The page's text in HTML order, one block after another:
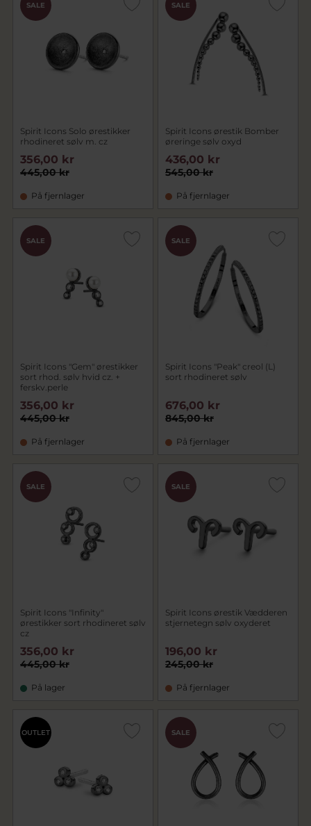
SALE
Spirit Icons Solo ørestikker
rhodineret sølv m. cz
445,00 kr
356,00 kr
På fjernlager
SALE
Spirit Icons ørestik Bomber
øreringe sølv oxyd
545,00 kr
436,00 kr
På fjernlager
SALE
Spirit Icons "Gem" ørestikker
sort rhod. sølv hvid cz. +
ferskv.perle
445,00 kr
356,00 kr
På fjernlager
SALE
Spirit Icons "Peak" creol (L)
sort rhodineret sølv
845,00 kr
676,00 kr
På fjernlager
SALE
Spirit Icons "Infinity"
ørestikker sort rhodineret sølv
cz
445,00 kr
356,00 kr
På lager
SALE
Spirit Icons ørestik Vædderen
stjernetegn sølv oxyderet
245,00 kr
196,00 kr
På fjernlager
OUTLET SALE